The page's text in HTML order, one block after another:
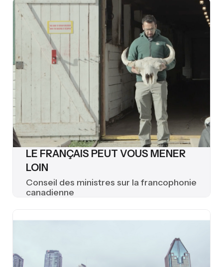
LE FRANÇAIS PEUT VOUS MENER
LOIN
Conseil des ministres sur la francophonie
canadienne